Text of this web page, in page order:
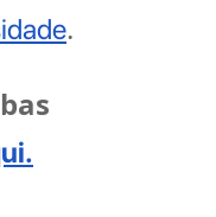
.